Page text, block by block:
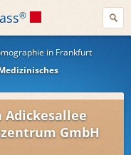
®
in Frankfurt
GmbH